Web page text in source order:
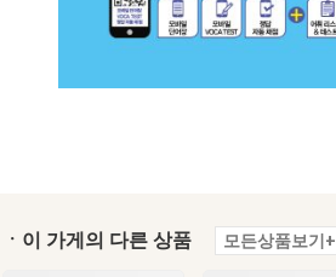
ㆍ이 가게의 다른 상품 모든상품보기+